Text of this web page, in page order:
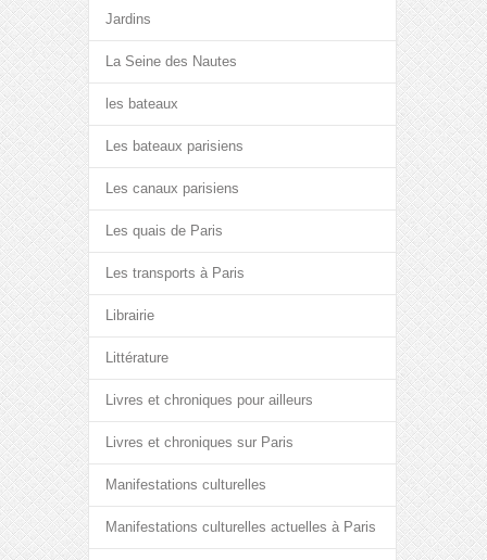
Jardins
La Seine des Nautes
les bateaux
Les bateaux parisiens
Les canaux parisiens
Les quais de Paris
Les transports à Paris
Librairie
Littérature
Livres et chroniques pour ailleurs
Livres et chroniques sur Paris
Manifestations culturelles
Manifestations culturelles actuelles à Paris